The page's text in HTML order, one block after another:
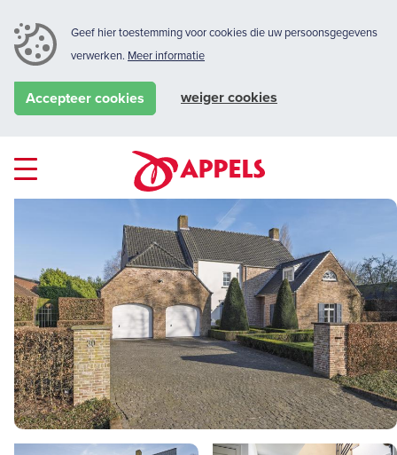
Geef hier toestemming voor cookies die uw persoonsgegevens
verwerken. Meer informatie
Accepteer cookies weiger cookies